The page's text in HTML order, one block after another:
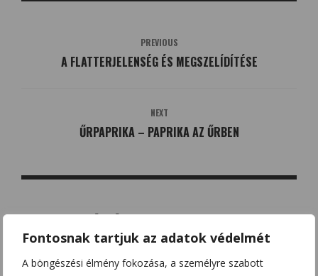
Fontosnak tartjuk az adatok védelmét
A böngészési élmény fokozása, a személyre szabott
PREVIOUS
A FLATTERJELENSÉG ÉS MEGSZELÍDÍTÉSE
NEXT
ŰRPAPRIKA – PAPRIKA AZ ŰRBEN
KAPCSOLÓDÓ BEJEGYZÉSEK